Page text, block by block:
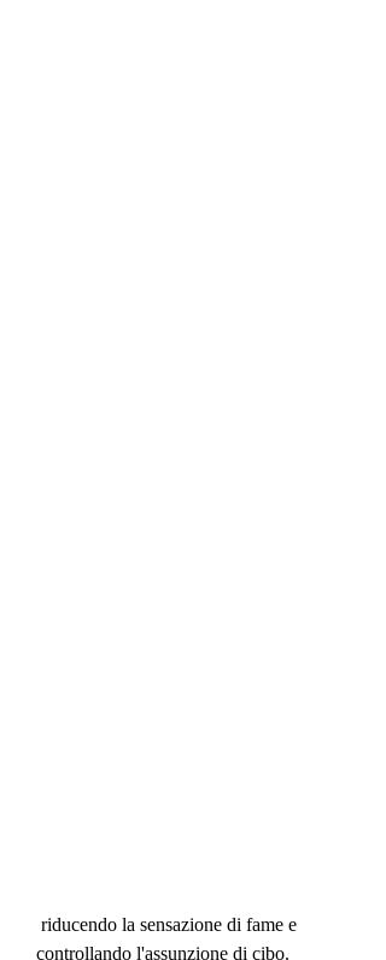
controllando l'assunzione di cibo.